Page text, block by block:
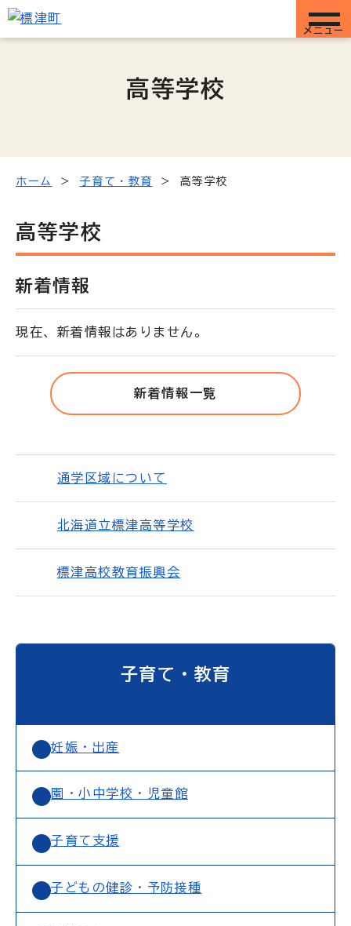
メニュー
高等学校
ホーム 子育て・教育 高等学校
高等学校
新着情報
現在、新着情報はありません。
新着情報一覧
通学区域について
北海道立標津高等学校
標津高校教育振興会
子育て・教育
妊娠・出産
園・小中学校・児童館
子育て支援
子どもの健診・予防接種